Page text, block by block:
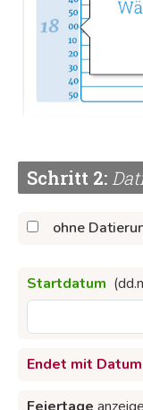
Schritt 2:
ohne
Startdatum
Endet mit
Gesamtpreis:
Lieferung